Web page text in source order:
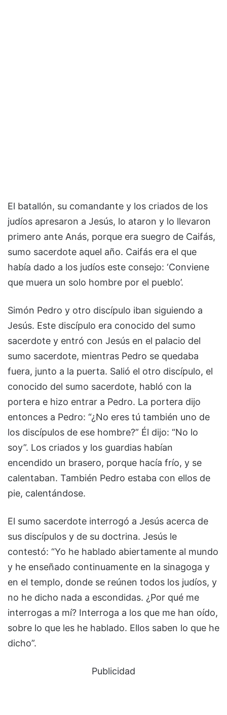
El batallón, su comandante y los criados de los
judíos apresaron a Jesús, lo ataron y lo llevaron
primero ante Anás, porque era suegro de Caifás,
sumo sacerdote aquel año. Caifás era el que
había dado a los judíos este consejo: ‘Conviene
que muera un solo hombre por el pueblo’.
Simón Pedro y otro discípulo iban siguiendo a
Jesús. Este discípulo era conocido del sumo
sacerdote y entró con Jesús en el palacio del
sumo sacerdote, mientras Pedro se quedaba
fuera, junto a la puerta. Salió el otro discípulo, el
conocido del sumo sacerdote, habló con la
portera e hizo entrar a Pedro. La portera dijo
entonces a Pedro: “¿No eres tú también uno de
los discípulos de ese hombre?” Él dijo: “No lo
soy”. Los criados y los guardias habían
encendido un brasero, porque hacía frío, y se
calentaban. También Pedro estaba con ellos de
pie, calentándose.
El sumo sacerdote interrogó a Jesús acerca de
sus discípulos y de su doctrina. Jesús le
contestó: “Yo he hablado abiertamente al mundo
y he enseñado continuamente en la sinagoga y
en el templo, donde se reúnen todos los judíos, y
no he dicho nada a escondidas. ¿Por qué me
interrogas a mí? Interroga a los que me han oído,
sobre lo que les he hablado. Ellos saben lo que he
dicho”.
Publicidad